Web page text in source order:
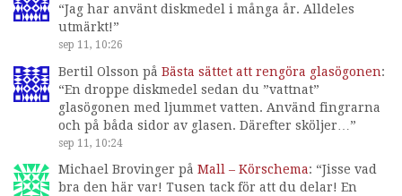
“Jag har använt diskmedel i många år. Alldeles
utmärkt!”
sep 11, 10:26
Bertil Olsson på Bästa sättet att rengöra glasögonen:
“En droppe diskmedel sedan du ”vattnat”
glasögonen med ljummet vatten. Använd fingrarna
och på båda sidor av glasen. Därefter sköljer… ”
sep 11, 10:24
Michael Brovinger på Mall – Körschema: “Jisse vad
bra den här var! Tusen tack för att du delar! En